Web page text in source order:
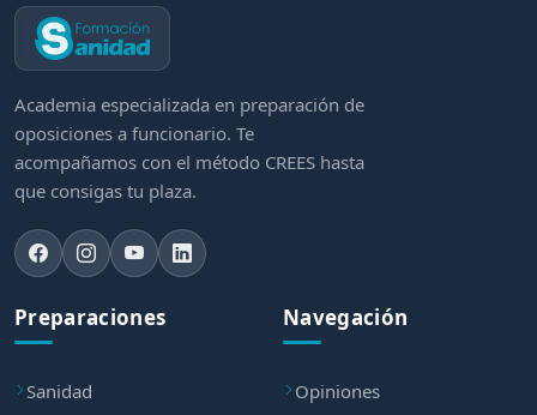
Academia especializada en preparación de
oposiciones a funcionario. Te
acompañamos con el método CREES hasta
que consigas tu plaza.
Preparaciones
Sanidad
Navegación
Opiniones